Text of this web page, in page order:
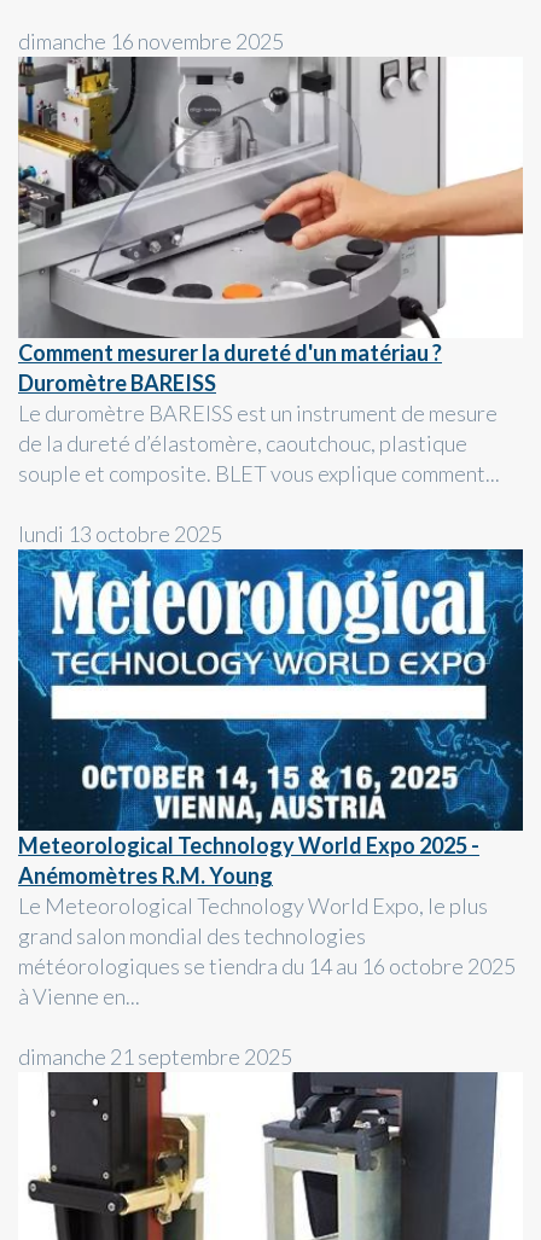
dimanche 16 novembre 2025
Comment mesurer la dureté d'un matériau ?
Duromètre BAREISS
Le duromètre BAREISS est un instrument de mesure
de la dureté d’élastomère, caoutchouc, plastique
souple et composite. BLET vous explique comment...
lundi 13 octobre 2025
Meteorological Technology World Expo 2025 -
Anémomètres R.M. Young
Le Meteorological Technology World Expo, le plus
grand salon mondial des technologies
météorologiques se tiendra du 14 au 16 octobre 2025
à Vienne en...
dimanche 21 septembre 2025